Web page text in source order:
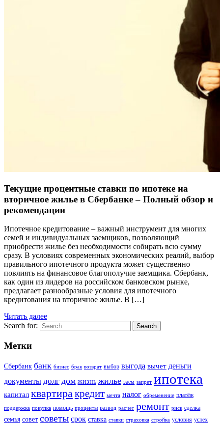
Текущие процентные ставки по ипотеке на
вторичное жилье в Сбербанке – Полный обзор и
рекомендации
Ипотечное кредитование – важный инструмент для многих
семей и индивидуальных заемщиков, позволяющий
приобрести жилье без необходимости собирать всю сумму
сразу. В условиях современных экономических реалий, выбор
правильного ипотечного продукта может существенно
повлиять на финансовое благополучие заемщика. Сбербанк,
как один из лидеров на российском банковском рынке,
предлагает разнообразные условия для ипотечного
кредитования на вторичное жилье. В […]
Читать далее
Search for:
Search
Метки
Сбербанк банк бизнес брак возврат выбор выгода вычет деньги
документы долг дом жизнь жилье заем запрет ипотека
капитал квартира кредит мечта налог обременение платёж
поддержка покупка помощь проценты развод расчет ремонт риск сделка
семья совет советы срок ставка ставки страховка стройка условия успех